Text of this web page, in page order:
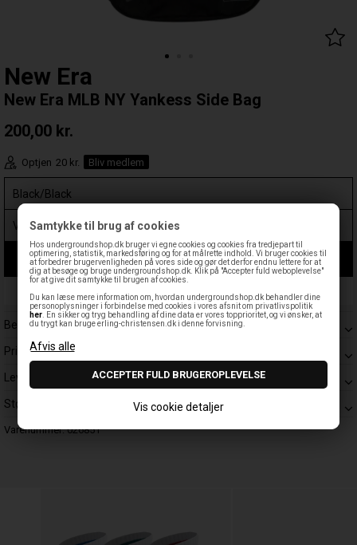
Samtykke til brug af cookies
Hos undergroundshop.dk bruger vi egne cookies og cookies fra tredjepart til
optimering, statistik, markedsføring og for at målrette indhold. Vi bruger cookies til
at forbedrer brugervenligheden på vores side og gør det derfor endnu lettere for at
dig at besøge og bruge undergroundshop.dk. Klik på "Accepter fuld weboplevelse"
for at give dit samtykke til brugen af cookies.
Du kan læse mere information om, hvordan undergroundshop.dk behandler dine
personoplysninger i forbindelse med cookies i vores afsnit om privatlivspolitik
her . En sikker og tryg behandling af dine data er vores topprioritet, og vi ønsker, at
du trygt kan bruge erling-christensen.dk i denne forvisning.
Vis cookie detaljer
New Era
New Era MLB NY Yankess Side Bag
200,00 kr.
Optjen 20 kr. Bliv medlem
LÆG I KURV
Leveringstid: 1-3 hverdage
Beskrivelse
Prisgaranti
Levering
Størrelsesguide
Varenummer:026851